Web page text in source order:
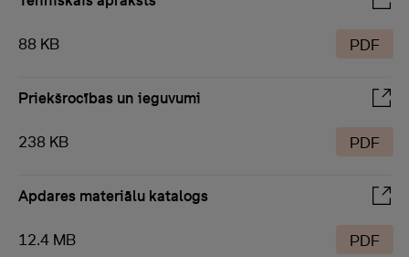
88 KB PDF
Priekšrocības un ieguvumi
238 KB PDF
Apdares materiālu katalogs
12.4 MB PDF